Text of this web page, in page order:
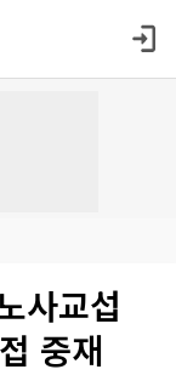
사교섭
중재